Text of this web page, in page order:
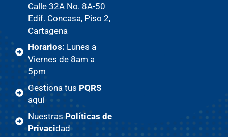
Calle 32A No. 8A-50
Edif. Concasa, Piso 2,
Cartagena
Horarios: Lunes a
Viernes de 8am a
5pm
Gestiona tus PQRS
aquí
NuestrasPolíticas de
Privacidad